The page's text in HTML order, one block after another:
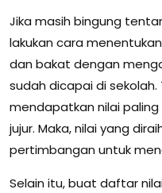
Jika masih bingung
lakukan cara
dan bakat dengan
sudah dicapai di
mendapatkan nilai
jujur. Maka, nilai yang
pertimbangan untuk
Selain itu, buat daftar